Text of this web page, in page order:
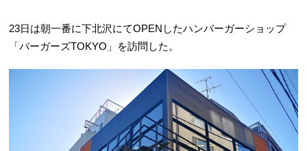
23日は朝一番に下北沢にてOPENしたハンバーガーショップ
「バーガーズTOKYO」を訪問した。